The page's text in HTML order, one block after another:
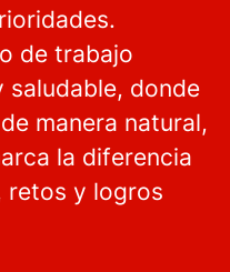
de trabajo
donde
manera natural,
la diferencia
retos y logros